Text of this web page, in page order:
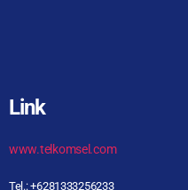
Link
www.telkomsel.com
Tel.: +6281333256233